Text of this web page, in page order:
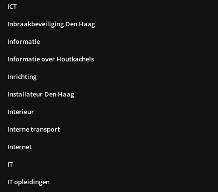
ICT
Inbraakbeveiliging Den Haag
Informatie
Informatie over Houtkachels
Inrichting
Installateur Den Haag
Interieur
Interne transport
Internet
IT
IT opleidingen